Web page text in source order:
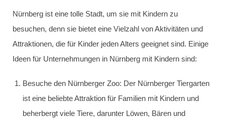
Nürnberg ist eine tolle Stadt, um sie mit Kindern zu
besuchen, denn sie bietet eine Vielzahl von Aktivitäten und
Attraktionen, die für Kinder jeden Alters geeignet sind. Einige
Ideen für Unternehmungen in Nürnberg mit Kindern sind:
Besuche den Nürnberger Zoo: Der Nürnberger Tiergarten
ist eine beliebte Attraktion für Familien mit Kindern und
beherbergt viele Tiere, darunter Löwen, Bären und